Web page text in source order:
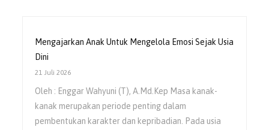
Mengajarkan Anak Untuk Mengelola Emosi Sejak Usia
Dini
21 Juli 2026
Oleh : Enggar Wahyuni (T), A.Md.Kep Masa kanak-
kanak merupakan periode penting dalam
pembentukan karakter dan kepribadian. Pada usia